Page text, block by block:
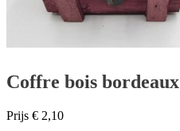
Coffre bois bordeaux
Prijs € 2,10